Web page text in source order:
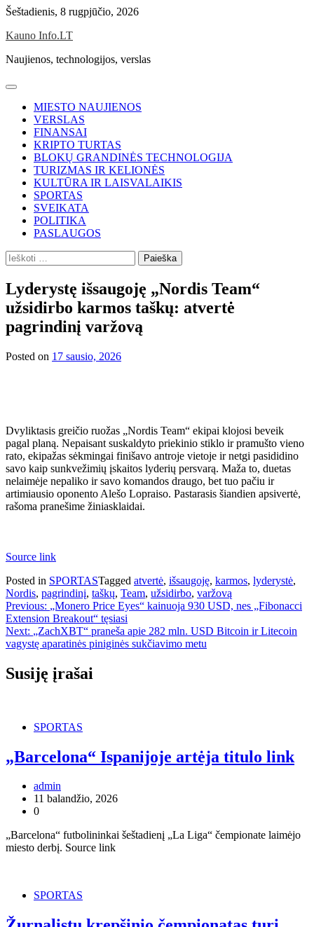
Skip
content
Šeštadienis, 8 rugpjūčio, 2026
Kauno Info.LT
Naujienos, technologijos, verslas
MIESTO NAUJIENOS
VERSLAS
FINANSAI
KRIPTO TURTAS
BLOKŲ GRANDINĖS TECHNOLOGIJA
TURIZMAS IR KELIONĖS
KULTŪRA IR LAISVALAIKIS
SPORTAS
SVEIKATA
POLITIKA
PASLAUGOS
Ieškoti:
Lyderystę išsaugoję „Nordis Team“
užsidirbo karmos taškų: atvertė
pagrindinį varžovą
Posted on 17 sausio, 2026
Dvyliktasis greičio ruožas „Nordis Team“ ekipai klojosi beveik
pagal planą. Nepaisant suskaldyto priekinio stiklo ir pramušto vieno
rato, ekipažas sėkmingai finišavo antroje vietoje ir netgi pasididino
savo kaip sunkvežimių įskaitos lyderių persvarą. Maža to, duetas
nelaimėje nepaliko ir savo komandos draugo, bet tuo pačiu ir
artimiausio oponento Alešo Lopraiso. Pastarasis šiandien apsivertė,
rašoma pranešime žiniasklaidai.
Source link
Posted in SPORTASTagged atvertė, išsaugoję, karmos, lyderystė,
Nordis, pagrindinį, taškų, Team, užsidirbo, varžovą
Navigacija
tarp
įrašų
Previous: „Monero Price Eyes“ kainuoja 930 USD, nes „Fibonacci
Extension Breakout“ tęsiasi
Next: „ZachXBT“ praneša apie 282 mln. USD Bitcoin ir Litecoin
vagystę aparatinės piniginės sukčiavimo metu
Susiję įrašai
SPORTAS
„Barcelona“ Ispanijoje artėja titulo link
admin
11 balandžio, 2026
0
„Barcelona“ futbolininkai šeštadienį „La Liga“ čempionate laimėjo
miesto derbį. Source link
SPORTAS